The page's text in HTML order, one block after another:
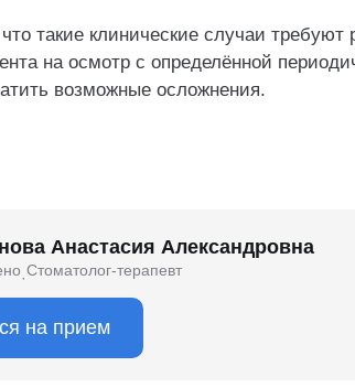
такие клинические случаи
на осмотр с определённой
возможные осложнения.
Анастасия Александровна
·Стоматолог-терапевт
на прием